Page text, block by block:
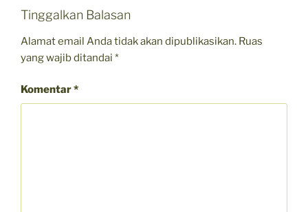
Tinggalkan Balasan
Alamat email Anda tidak akan dipublikasikan. Ruas
yang wajib ditandai *
Komentar*